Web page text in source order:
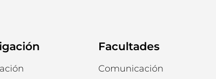
Facultades
Comunicación